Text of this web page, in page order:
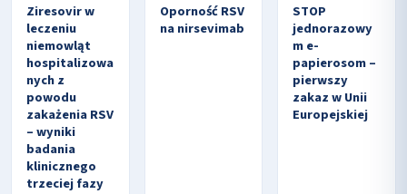
Ziresovir w
leczeniu
niemowląt
hospitalizowa
nych z
powodu
zakażenia RSV
– wyniki
badania
klinicznego
trzeciej fazy
Oporność RSV
na nirsevimab
STOP
jednorazowy
m e-
papierosom –
pierwszy
zakaz w Unii
Europejskiej